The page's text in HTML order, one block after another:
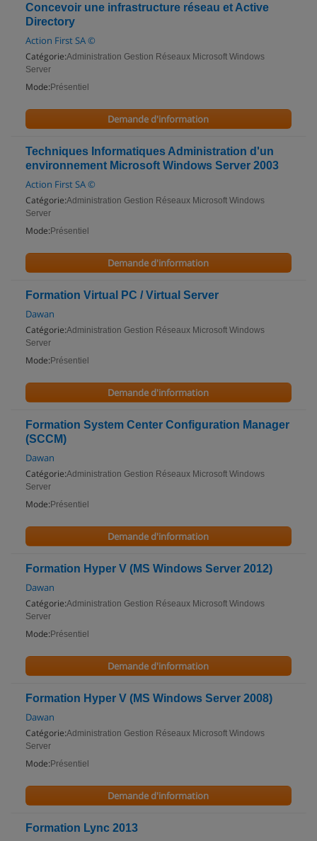
Concevoir une infrastructure réseau et Active
Directory
Action First SA ©
Catégorie:Administration Gestion Réseaux Microsoft Windows
Server
Mode: Présentiel
Demande d'information
Techniques Informatiques Administration d'un
environnement Microsoft Windows Server 2003
Action First SA ©
Catégorie:Administration Gestion Réseaux Microsoft Windows
Server
Mode: Présentiel
Demande d'information
Formation Virtual PC / Virtual Server
Dawan
Catégorie:Administration Gestion Réseaux Microsoft Windows
Server
Mode: Présentiel
Demande d'information
Formation System Center Configuration Manager
(SCCM)
Dawan
Catégorie:Administration Gestion Réseaux Microsoft Windows
Server
Mode: Présentiel
Demande d'information
Formation Hyper V (MS Windows Server 2012)
Dawan
Catégorie:Administration Gestion Réseaux Microsoft Windows
Server
Mode: Présentiel
Demande d'information
Formation Hyper V (MS Windows Server 2008)
Dawan
Catégorie:Administration Gestion Réseaux Microsoft Windows
Server
Mode: Présentiel
Demande d'information
Formation Lync 2013